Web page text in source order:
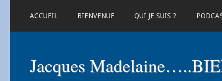
ACCUEIL BIENVENUE QUI JE SUIS ?
Jacques